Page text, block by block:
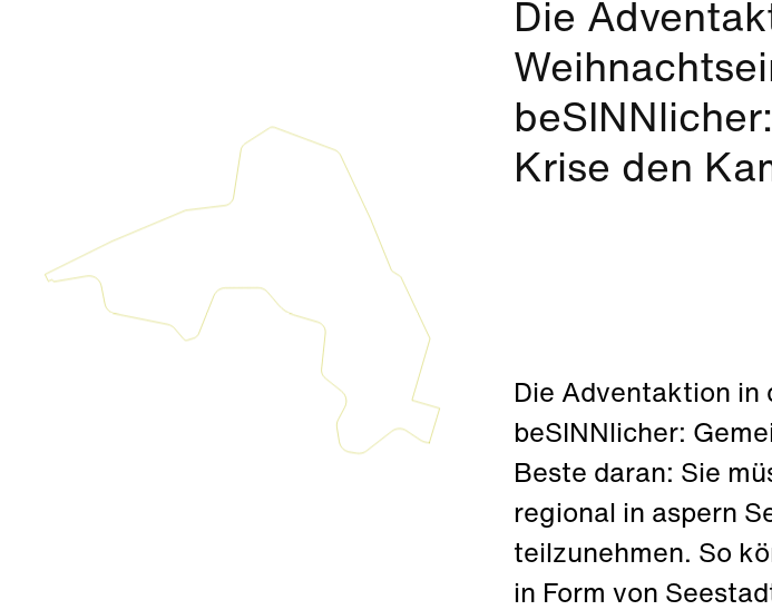
Die
Krise den
Die Adventaktion in
beSINNlicher:
Beste daran: Sie
regional in aspern
teilzunehmen. So
in Form von